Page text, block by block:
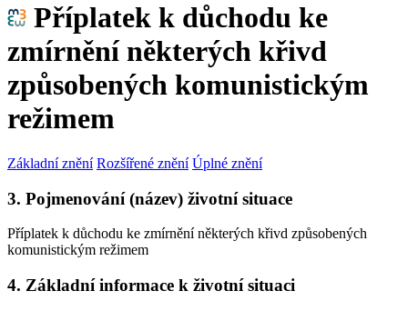
Příplatek k důchodu ke
zmírnění některých křivd
způsobených komunistickým
režimem
Základní znění Rozšířené znění Úplné znění
3. Pojmenování (název) životní situace
Příplatek k důchodu ke zmírnění některých křivd způsobených
komunistickým režimem
4. Základní informace k životní situaci